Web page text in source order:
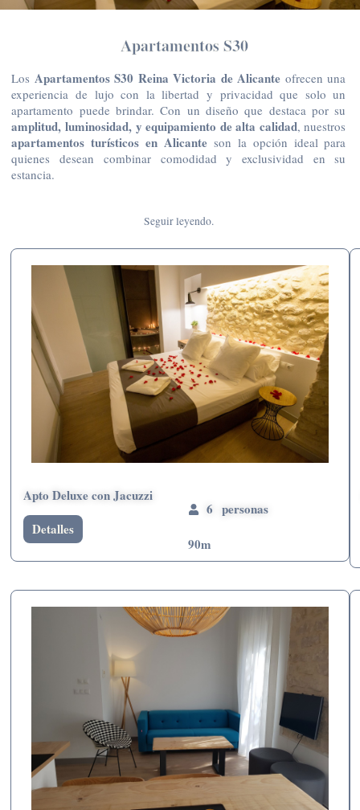
Apartamentos S30
Los Apartamentos S30 Reina Victoria de Alicante ofrecen una
experiencia de lujo con la libertad y privacidad que solo un
apartamento puede brindar. Con un diseño que destaca por su
amplitud, luminosidad, y equipamiento de alta calidad, nuestros
apartamentos turísticos en Alicante son la opción ideal para
quienes desean combinar comodidad y exclusividad en su
estancia.
Seguir leyendo.
Apto Deluxe con Jacuzzi
Detalles
6 personas
90m